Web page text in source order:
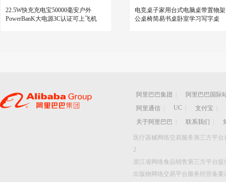
22.5W快充充电宝50000毫安户外
PowerBanK大电源3C认证可上飞机
电竞桌子家用台式电脑桌带置物
公桌椅简易书桌卧室学习写字桌
阿里巴巴集团
阿里巴巴国际
阿里通信
UC 支付宝
关于阿里巴巴
联系我们
医疗器械网络交易服务第三方平
2
浙江省网络食品销售第三方平台提
出版物网络交易平台服务经营备案